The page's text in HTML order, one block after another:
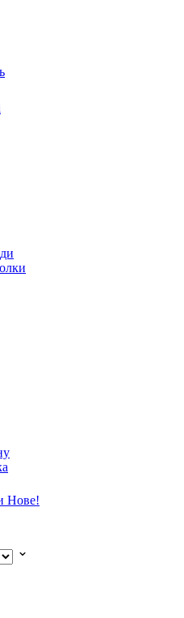
Нове!